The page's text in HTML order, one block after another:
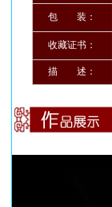
包 装：
收藏证书：
描 述：